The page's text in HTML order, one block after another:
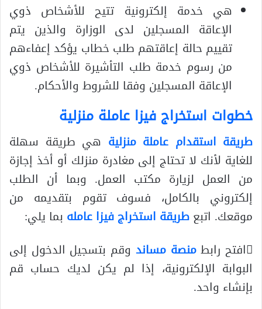
هي خدمة إلكترونية تتيح للأشخاص ذوي
الإعاقة المسجلين لدى الوزارة والذين يتم
تقييم حالة إعاقتهم طلب خطاب يؤكد إعفاءهم
من رسوم خدمة طلب التأشيرة للأشخاص ذوي
الإعاقة المسجلين وفقا للشروط والأحكام.
خطوات استخراج فيزا عاملة منزلية
طريقة استقدام عاملة منزلية هي طريقة سهلة
للغاية لأنك لا تحتاج إلى مغادرة منزلك أو أخذ إجازة
من العمل لزيارة مكتب العمل. وبما أن الطلب
إلكتروني بالكامل، فسوف تقوم بتقديمه من
موقعك. اتبعطريقة استخراج فيزا عامله بما يلي:
افتح رابط
منصة مساند وقم بتسجيل الدخول إلى
البوابة الإلكترونية، إذا لم يكن لديك حساب قم
بإنشاء واحد.